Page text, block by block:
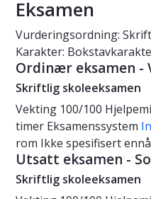
Eksamen
Vurderingsordning:
Karakter:
Ordinær eksamen -
Skriftlig skoleeksamen
Vekting 100/100
timer Eksamenssystem
rom Ikke spesifisert
Utsatt eksamen -
Skriftlig skoleeksamen